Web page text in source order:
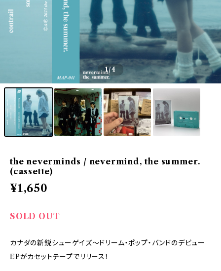
1/4
the neverminds / nevermind, the summer.
(cassette)
¥1,650
SOLD OUT
カナダの新鋭シューゲイズ〜ドリーム・ポップ・バンドのデビュー
EPがカセットテープでリリース！